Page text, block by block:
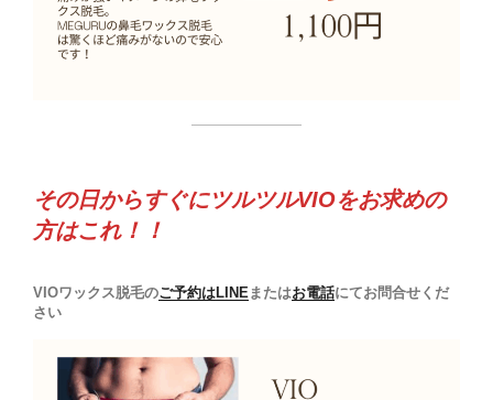
その日からすぐにツルツルVIOをお求めの
方はこれ！！
VIOワックス脱毛のご予約はLINEまたはお電話にてお問合せくだ
さい